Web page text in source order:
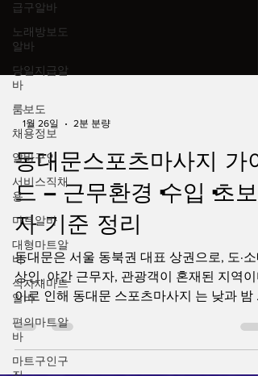
급구알바
노래방보도
알바
당일지급알
바
룸보도
채용정보
알바구인
서비스직채
용
마트알바
대형마트알
바
식자재마트
알바
편의마트알
바
마트구인구
-
동대문스포츠마사지 가이
드 – 근무환경·수입·초보
자 기준 정리
동대문은 서울 동북권 대표 상권으로, 도·소
상인, 야간 근무자, 관광객이 혼재된 지역이
이로 인해 동대문 스포츠마사지 는 낮과 밤
두 일정한 수요가 유지되는 업종으로, 동대
스포츠마사지 안정적인 마사지알바를 찾는 사